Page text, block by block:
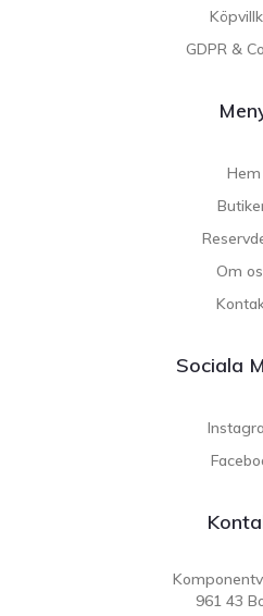
GDPR &
Hem
Om
Sociala
961 43